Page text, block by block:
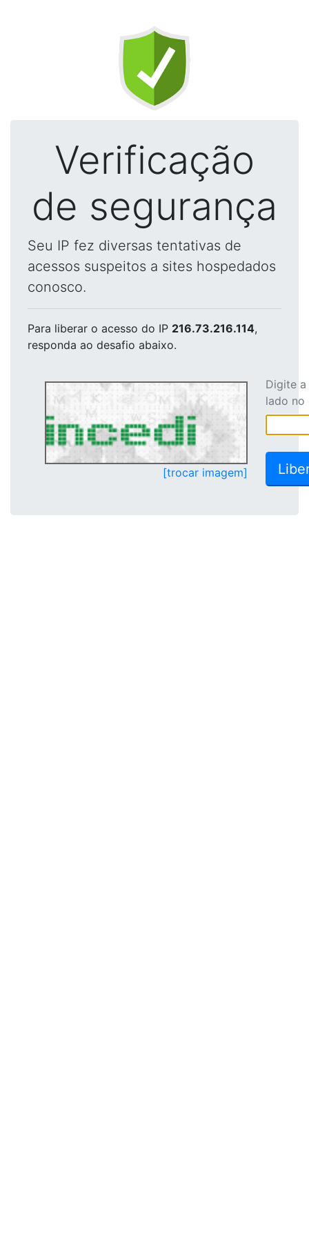
Verificação
de segurança
Seu IP fez diversas tentativas de
acessos suspeitos a sites hospedados
conosco.
Para liberar o acesso do IP 216.73.216.114,
responda ao desafio abaixo.
[trocar imagem]
Digite
lado no